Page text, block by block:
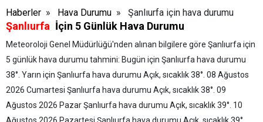
Haberler » Hava Durumu » Şanlıurfa için hava durumu
Şanlıurfa İçin 5 Günlük Hava Durumu
Meteoroloji Genel Müdürlüğü'nden alınan bilgilere göre Şanlıurfa için
5 günlük hava durumu tahmini: Bugün için Şanlıurfa hava durumu
38°. Yarın için Şanlıurfa hava durumu Açık, sıcaklık 38°. 08 Ağustos
2026 Cumartesi Şanlıurfa hava durumu Açık, sıcaklık 38°. 09
Ağustos 2026 PazarŞanlıurfa hava durumu Açık, sıcaklık 39°. 10